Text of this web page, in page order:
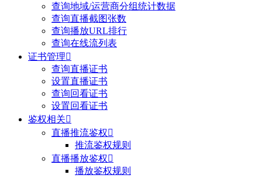
查询地域/运营商分组统计数据
查询直播截图张数
查询播放URL排行
查询在线流列表
证书管理
查询直播证书
设置直播证书
查询回看证书
设置回看证书
鉴权相关
直播推流鉴权
推流鉴权规则
直播播放鉴权
播放鉴权规则